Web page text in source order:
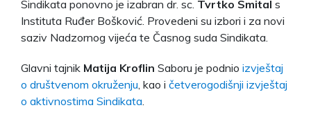
Sindikata ponovno je izabran dr. sc. Tvrtko Smital s
Instituta Ruđer Bošković. Provedeni su izbori i za novi
saziv Nadzornog vijeća te Časnog suda Sindikata.
Glavni tajnik Matija Kroflin Saboru je podnio izvještaj
o društvenom okruženju , kao i četverogodišnji izvještaj
o aktivnostima Sindikata